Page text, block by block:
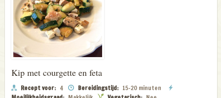
Kip met courgette en feta
Recept voor: 4 Bereidingstijd: 15-20 minuten